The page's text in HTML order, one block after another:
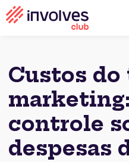
Custos do
controle
despesas